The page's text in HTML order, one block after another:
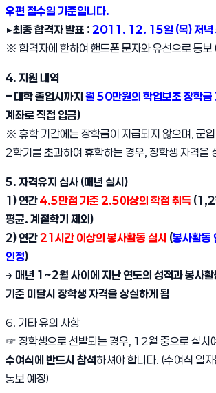
우편 접수일 기준입니다.
▶최종 합격자 발표 : 2011. 12. 15일 (목) 저녁
※ 합격자에 한하여 핸드폰 문자와 유선으로 통보
4. 지원 내역
– 대학 졸업시까지 월 50만원의 학업보조 장학금
계좌로 직접 입금)
※ 휴학 기간에는 장학금이 지급되지 않으며, 군
2학기를 초과하여 휴학하는 경우, 장학생 자격을
5. 자격유지 심사 (매년 실시)
1) 연간4.5만점 기준 2.5이상의 학점 취득 (1,2
평균. 계절학기 제외)
2) 연간21시간 이상의 봉사활동 실시 (봉사활동
인정)
→ 매년 1~2월 사이에 지난 연도의 성적과 봉사활
기준 미달시 장학생 자격을 상실하게 됨
6. 기타 유의 사항
☞ 장학생으로 선발되는 경우, 12월 중으로 실시
수여식에 반드시 참석하셔야 합니다. (수여식 일
통보 예정)